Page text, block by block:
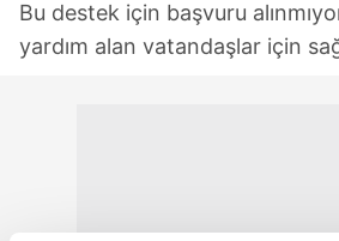
Bu destek için başvuru
yardım alan vatandaşlar için